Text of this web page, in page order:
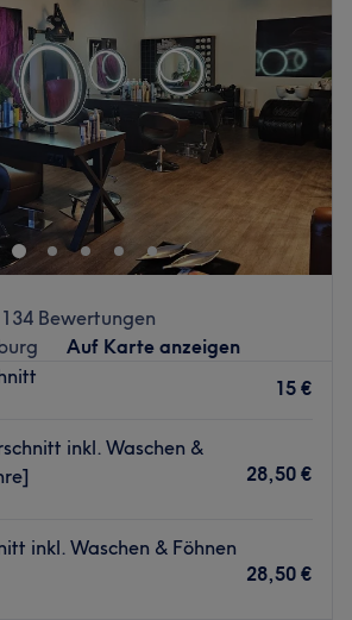
18:00
08:00
18:00
09:00
15:00
Geschlossen
zur Salonansicht
134 Bewertungen
Auf Karte anzeigen
15 €
inkl. Waschen &
28,50 €
inkl. Waschen & Föhnen
28,50 €